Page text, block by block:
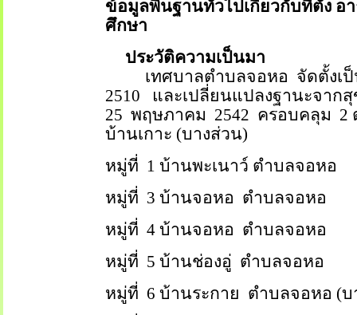
ข้อมูลพื้นฐานทั่วไปเกี่ยวกับที่ตั้ง อ
ศึกษา
ประวัติความเป็นมา
เทศบาลตำบลจอหอ จัดตั้งเ
2510
และเปลี่ยนแปลงฐานะจาก
25 พฤษภาคม 2542 ครอบคลุม 2
บ้านเกาะ (บางส่วน)
หมู่ที่ 1 บ้านพะเนาว์ ตำบลจอหอ
หมู่ที่ 3 บ้านจอหอ ตำบลจอหอ
หมู่ที่ 4 บ้านจอหอ ตำบลจอหอ
หมู่ที่ 5 บ้านช่องอู่ ตำบลจอหอ
หมู่ที่ 6 บ้านระกาย ตำบลจอหอ (บ